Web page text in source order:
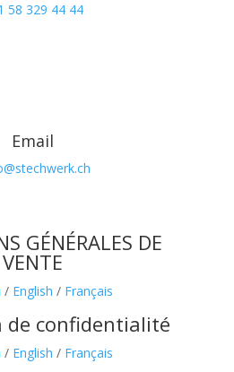
58 329 44 44
Email
GÉNÉRALES DE
VENTE
/ English / Français
de confidentialité
/ English / Français